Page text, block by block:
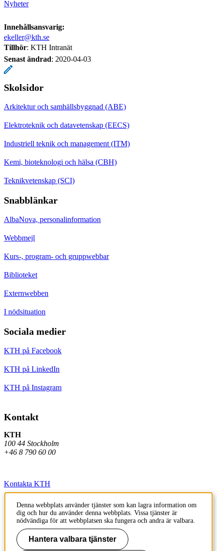
Nyheter
Innehållsansvarig:
ekeller@kth.se
Tillhör: KTH Intranät
Senast ändrad: 2020-04-03
Skolsidor
Arkitektur och samhällsbyggnad (ABE)
Elektroteknik och datavetenskap (EECS)
Industriell teknik och management (ITM)
Kemi, bioteknologi och hälsa (CBH)
Teknikvetenskap (SCI)
Snabblänkar
AlbaNova, personalinformation
Webbmejl
Kurs-, program- och gruppwebbar
Biblioteket
Externwebben
I nödsituation
Sociala medier
KTH på Facebook
KTH på LinkedIn
KTH på Instagram
Kontakt
KTH
100 44 Stockholm
+46 8 790 60 00
Kontakta KTH
Jobba på KTH
Press och media
Faktura och betalning KTH
Denna webbplats använder tjänster som kan lagra information om
dig och hur du använder denna webbplats. Vissa tjänster är
nödvändiga för att webbplatsen ska fungera och andra är valbara.
Hantera valbara tjänster